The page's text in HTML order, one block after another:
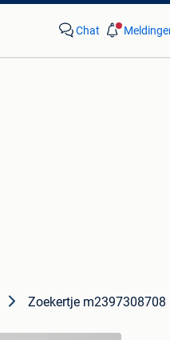
Chat
Zoekertje m2397308708